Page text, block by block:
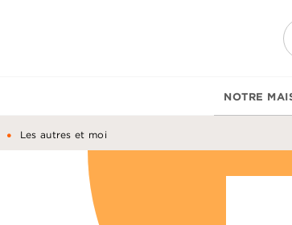
NOTRE
• Les autres et moi